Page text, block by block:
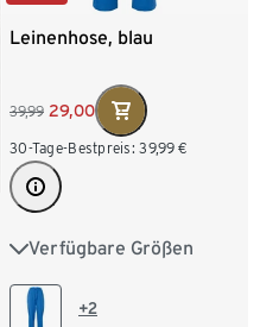
Leinenhose, blau
39,99 29,00
30-Tage-Bestpreis: 39,99 €
Verfügbare Größen
36 38 40 42
44 46
+2